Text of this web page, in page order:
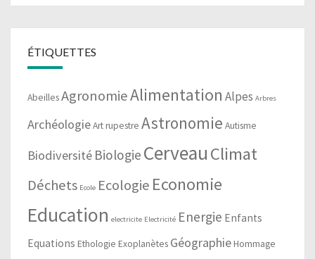
ÉTIQUETTES
AbeillesAgronomieAlimentation Alpes Arbres
ArchéologieArt rupestre Astronomie Autisme
Biodiversité Biologie CerveauClimat
Déchets Ecole Ecologie Economie
Education electricite Electricité Energie Enfants
Equations Ethologie Exoplanètes GéographieHommage